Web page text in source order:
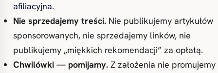
afiliacyjna.
Nie sprzedajemy treści. Nie publikujemy artykułów
sponsorowanych, nie sprzedajemy linków, nie
publikujemy „miękkich rekomendacji” za opłatą.
Chwilówki — pomijamy. Z założenia nie promujemy